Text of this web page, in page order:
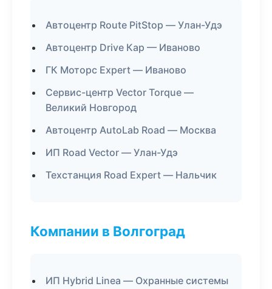
Автоцентр Route PitStop — Улан-Удэ
Автоцентр Drive Кар — Иваново
ГК Моторс Expert — Иваново
Сервис-центр Vector Torque —
Великий Новгород
Автоцентр AutoLab Road — Москва
ИП Road Vector — Улан-Удэ
Техстанция Road Expert — Нальчик
Компании в Волгоград
ИП Hybrid Linea — Охранные системы